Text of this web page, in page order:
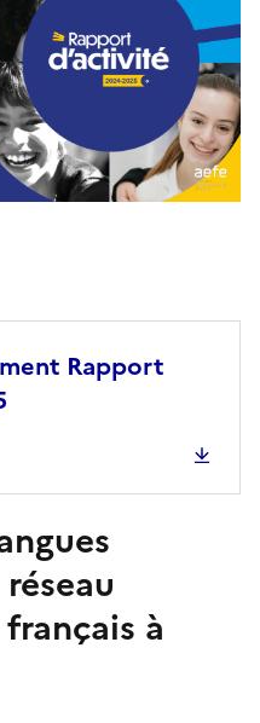
Rapport
à